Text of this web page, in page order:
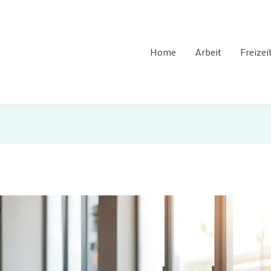
Home Arbeit Freizeit